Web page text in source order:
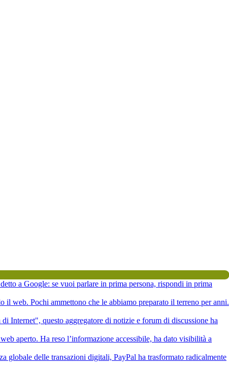
a Google: se vuoi parlare in prima persona, rispondi in prima
il web. Pochi ammettono che le abbiamo preparato il terreno per anni.
Internet", questo aggregatore di notizie e forum di discussione ha
aperto. Ha reso l’informazione accessibile, ha dato visibilità a
globale delle transazioni digitali, PayPal ha trasformato radicalmente